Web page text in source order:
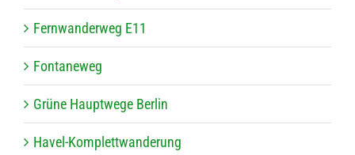
Fern­wan­der­weg E11
Fon­ta­ne­weg
Grüne Haupt­wege Berlin
Havel-Kom­plett­wan­de­rung